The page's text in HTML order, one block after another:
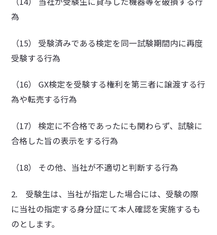
為
（15） 受験済みである検定を同一試験期間内に再度
受験する行為
（16） GX検定を受験する権利を第三者に譲渡する行
為や転売する行為
（17） 検定に不合格であったにも関わらず、試験に
合格した旨の表示をする行為
（18） その他、当社が不適切と判断する行為
2. 受験生は、当社が指定した場合には、受験の際
に当社の指定する身分証にて本人確認を実施するも
のとします。